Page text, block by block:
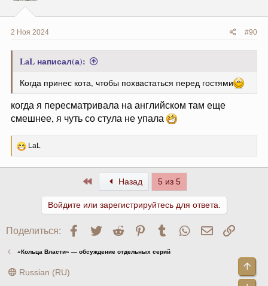
2 Ноя 2024 #90
LaL написал(а):
Когда принес кота, чтобы похвастаться перед гостями
когда я пересматривала на английском там еще
смешнее, я чуть со стула не упала
Р
е
LaL
ПервыйНазад 5 из 5
Войдите или зарегистрируйтесь для ответа.
Поделиться: Facebook
Twitter Reddit PinterestTumblr WhatsApp
«Кольца Власти» — обсуждение отдельных серий
Russian (RU)